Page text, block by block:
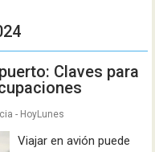
Claves para
- HoyLunes
Viajar en avión puede